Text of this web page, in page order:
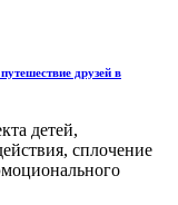
друзей в
детей,
сплочение